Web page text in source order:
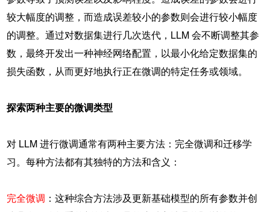
较大幅度的调整，而造成误差较小的参数则会进行较小幅度
的调整。通过对数据集进行几次迭代，LLM 会不断调整其参
数，最终开发出一种神经网络配置，以最小化给定数据集的
损失函数，从而更好地执行正在微调的特定任务或领域。
探索两种主要的微调类型
对 LLM 进行微调通常有两种主要方法：完全微调和迁移学
习。每种方法都有其独特的方法和含义：
完全微调 ：这种综合方法涉及更新基础模型的所有参数并创